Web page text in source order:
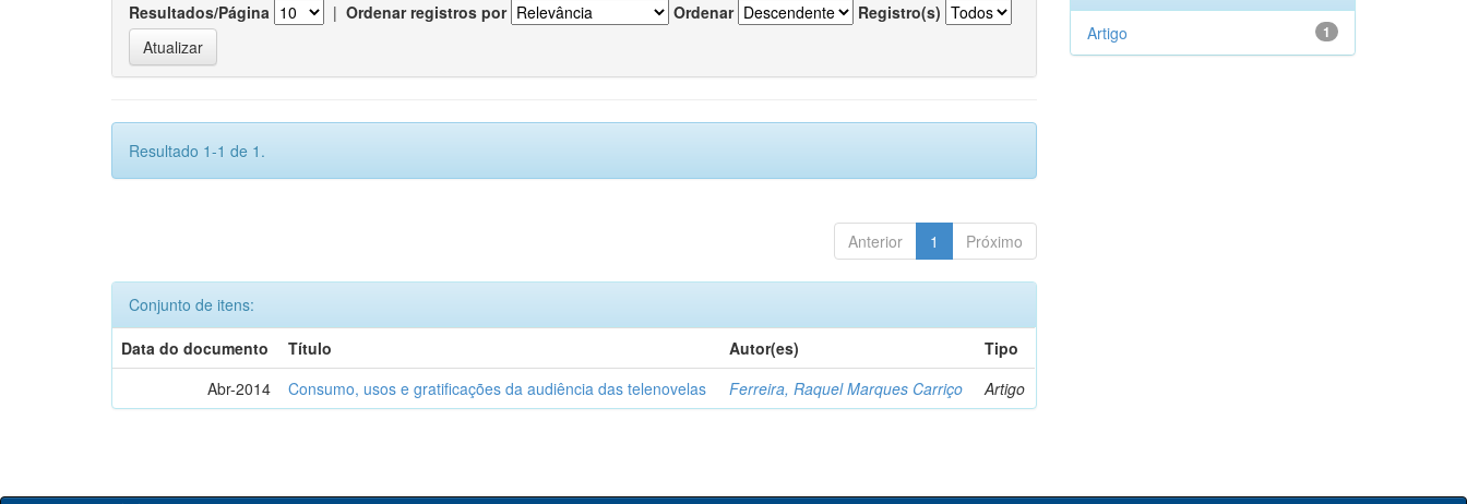
Resultados/Página | Ordenar registros por Ordenar Registro(s)
Resultado 1-1 de 1.
Anterior 1 Próximo
Conjunto de itens:
Data do documento
Título Autor(es)
Tipo
Abr-2014
Consumo, usos e gratificações da audiência das telenovelas Ferreira, Raquel Marques Carriço Artigo
1
Artigo